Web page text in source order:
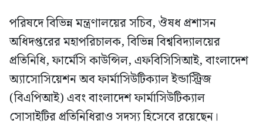
পরিষদে বিভিন্ন মন্ত্রণালয়ের সচিব, ঔষধ প্রশাসন
অধিদপ্তরের মহাপরিচালক, বিভিন্ন বিশ্ববিদ্যালয়ের
প্রতিনিধি, ফার্মেসি কাউন্সিল, এফবিসিসিআই, বাংলাদেশ
অ্যাসোসিয়েশন অব ফার্মাসিউটিক্যাল ইন্ডাস্ট্রিজ
(বিএপিআই) এবং বাংলাদেশ ফার্মাসিউটিক্যাল
সোসাইটির প্রতিনিধিরাও সদস্য হিসেবে রয়েছেন।